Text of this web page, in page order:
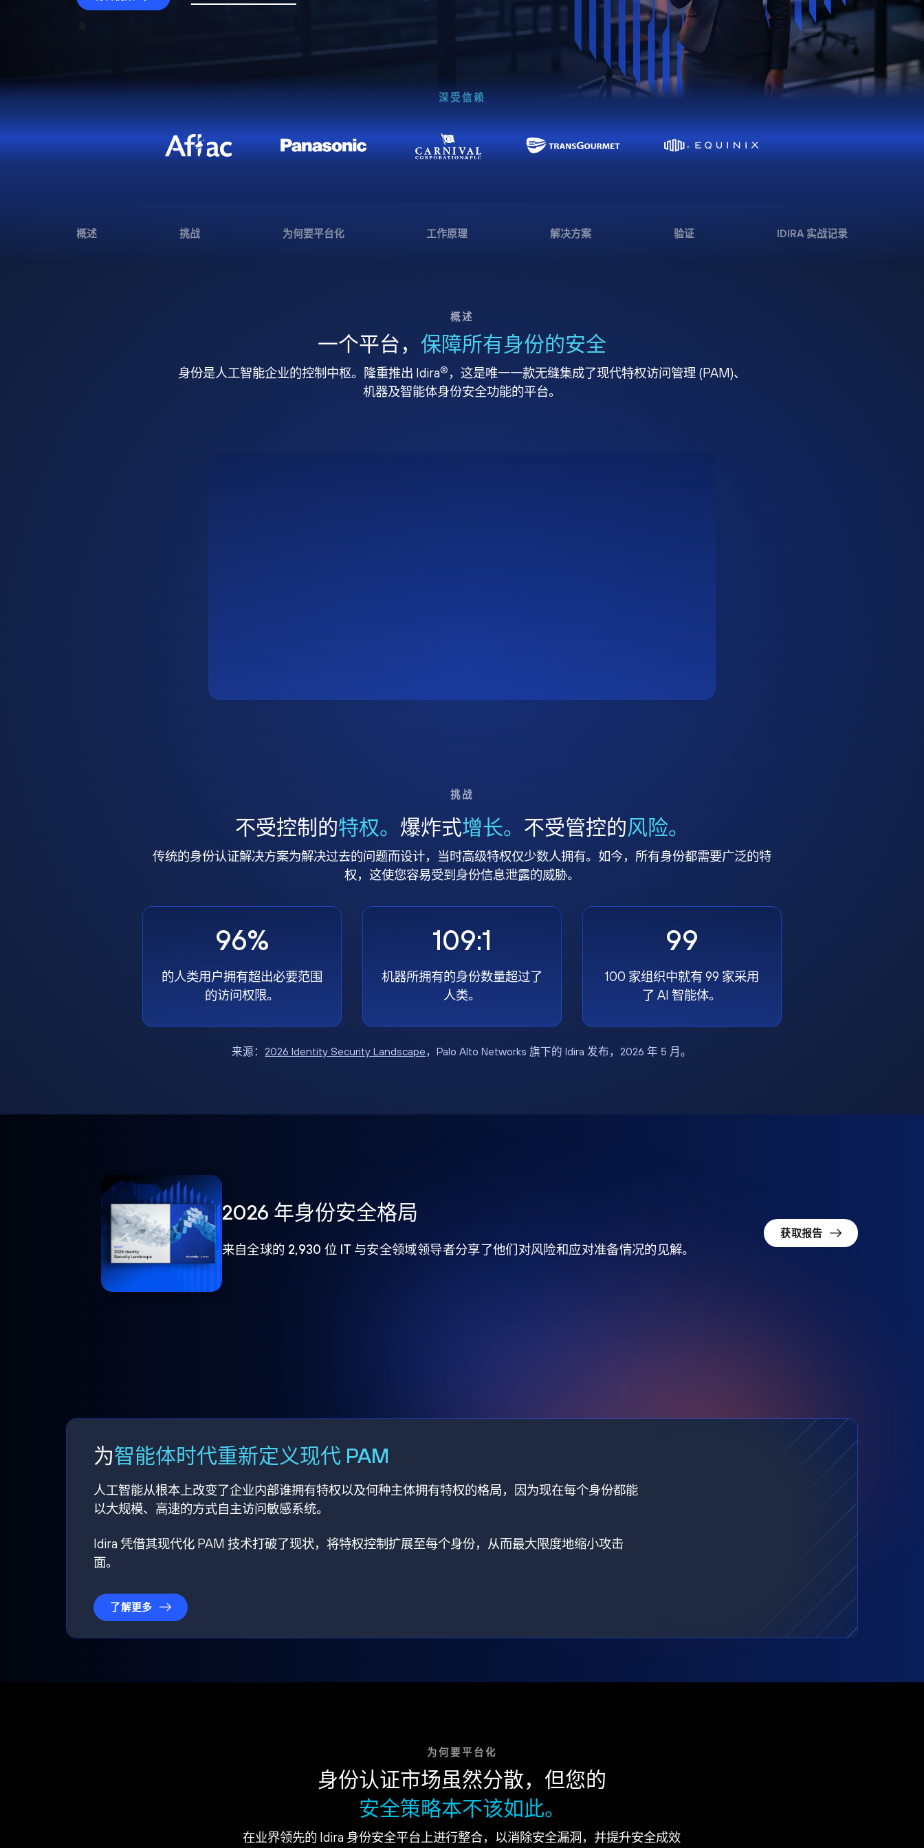
深受信赖
概述 挑战 为何要平台化 工作原理 解决方案 验证 IDIRA 实战记录
概述
一个平台， 保障所有身份的安全
身份是人工智能企业的控制中枢。隆重推出 Idira® ，这是唯一一款无缝集成了现代特权访问管理 (PAM)、
机器及智能体身份安全功能的平台。
挑战
不受控制的特权。 爆炸式增长。 不受管控的风险。
传统的身份认证解决方案为解决过去的问题而设计，当时高级特权仅少数人拥有。如今，所有身份都需要广泛的特
权，这使您容易受到身份信息泄露的威胁。
96%
的人类用户拥有超出必要范围
的访问权限。
109:1
机器所拥有的身份数量超过了
人类。
99
100 家组织中就有 99 家采用
了 AI 智能体。
来源： 2026 Identity Security Landscape，Palo Alto Networks 旗下的 Idira 发布，2026 年 5 月。
2026 年身份安全格局
来自全球的 2,930 位 IT 与安全领域领导者分享了他们对风险和应对准备情况的见解。
获取报告
为智能体时代重新定义现代 PAM
人工智能从根本上改变了企业内部谁拥有特权以及何种主体拥有特权的格局，因为现在每个身份都能
以大规模、高速的方式自主访问敏感系统。
Idira 凭借其现代化 PAM 技术打破了现状，将特权控制扩展至每个身份，从而最大限度地缩小攻击
面。
了解更多
为何要平台化
身份认证市场虽然分散，但您的
安全策略本不该如此。
在业界领先的 Idira 身份安全平台上进行整合，以消除安全漏洞，并提升安全成效